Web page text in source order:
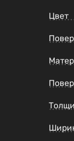
Цвет